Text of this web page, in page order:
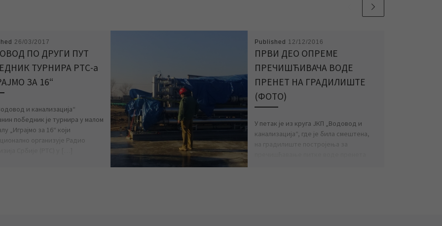
26/03/2017
ПО ДРУГИ ПУТ
ТУРНИРА РТС-а
ЗА 16“
и канализација“
победник је турнира у малом
„Играјмо за 16“ који
организује Радио
Published 12/12/2016
ПРВИ ДЕО ОПРЕМЕ
ПРЕЧИШЋИВАЧА ВОДЕ
ПРЕНЕТ НА ГРАДИЛИШТЕ
(ФОТО)
У петак је из круга ЈКП „Водовод и
канализација“, где је била смештена,
на градилиште постројења за